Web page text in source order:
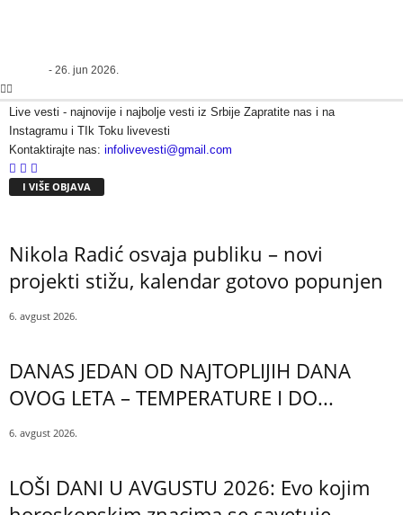
- 26. jun 2026.
Live vesti - najnovije i najbolje vesti iz Srbije Zapratite nas i na
Instagramu i TIk Toku livevesti
Kontaktirajte nas: infolivevesti@gmail.com
I VIŠE OBJAVA
Nikola Radić osvaja publiku – novi
projekti stižu, kalendar gotovo popunjen
6. avgust 2026.
DANAS JEDAN OD NAJTOPLIJIH DANA
OVOG LETA – TEMPERATURE I DO...
6. avgust 2026.
LOŠI DANI U AVGUSTU 2026: Evo kojim